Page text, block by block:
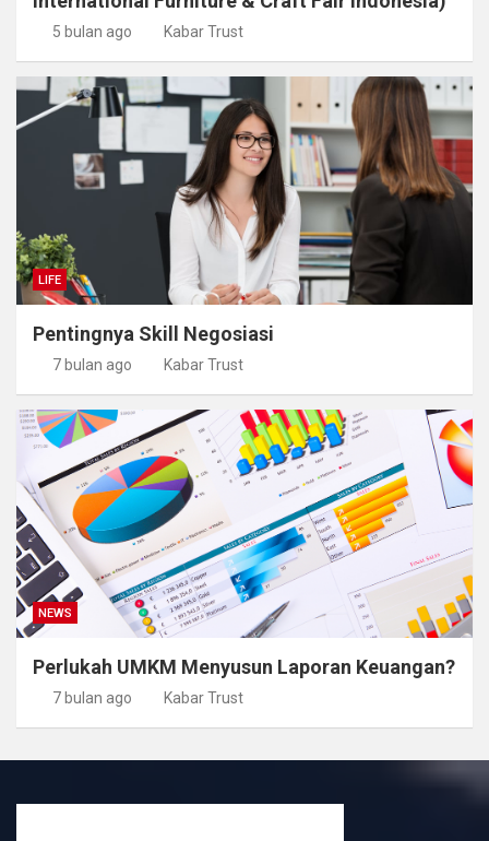
5 bulan ago Kabar Trust
LIFE
Pentingnya Skill Negosiasi
7 bulan ago Kabar Trust
NEWS
Perlukah UMKM Menyusun Laporan Keuangan?
7 bulan ago Kabar Trust